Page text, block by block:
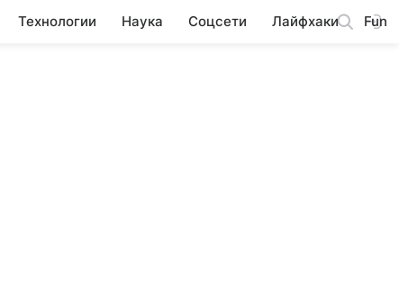
Технологии Наука Соцсети Лайфхаки Fun